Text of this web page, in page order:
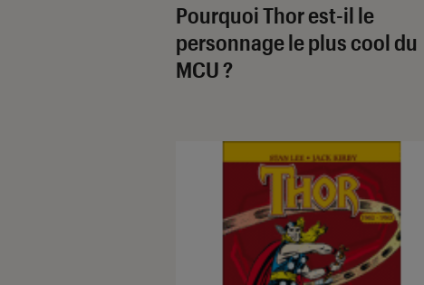
Pourquoi Thor est-il le
personnage le plus cool du
MCU ?